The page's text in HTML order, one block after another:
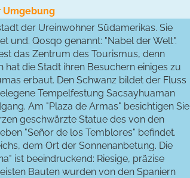
Umgebung
der Ureinwohner Südamerikas. Sie
und. Qosqo genannt: "Nabel der Welt".
das Zentrum des Tourismus, denn
die Stadt ihren Besuchern einiges zu
erbaut. Den Schwanz bildet der Fluss
Tempelfestung Sacsayhuaman
Am "Plaza de Armas" besichtigen Sie
geschwärzte Statue des von den
"Señor de los Temblores" befindet.
dem Ort der Sonnenanbetung. Die
ist beeindruckend: Riesige, präzise
Bauten wurden von den Spaniern